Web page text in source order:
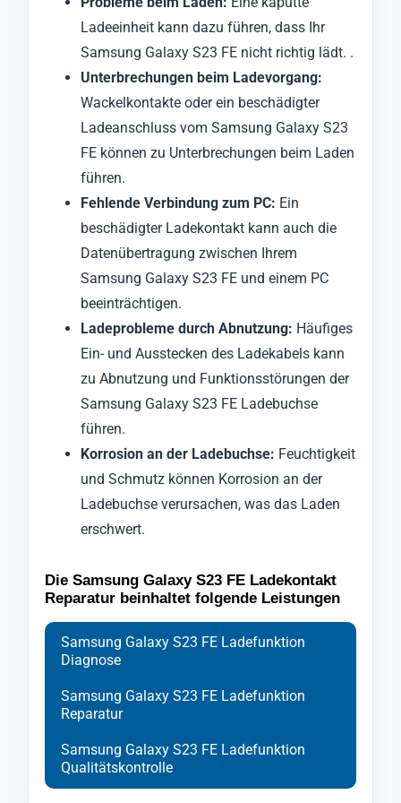
Ladeeinheit kann dazu führen, dass Ihr
Samsung Galaxy S23 FE nicht richtig lädt. .
Unterbrechungen beim Ladevorgang:
Wackelkontakte oder ein beschädigter
Ladeanschluss vom Samsung Galaxy S23
FE können zu Unterbrechungen beim Laden
führen.
Fehlende Verbindung zum PC: Ein
beschädigter Ladekontakt kann auch die
Datenübertragung zwischen Ihrem
Samsung Galaxy S23 FE und einem PC
beeinträchtigen.
Ladeprobleme durch Abnutzung: Häufiges
Ein- und Ausstecken des Ladekabels kann
zu Abnutzung und Funktionsstörungen der
Samsung Galaxy S23 FE Ladebuchse
führen.
Korrosion an der Ladebuchse: Feuchtigkeit
und Schmutz können Korrosion an der
Ladebuchse verursachen, was das Laden
erschwert.
Die Samsung Galaxy S23 FE Ladekontakt
Reparatur beinhaltet folgende Leistungen
Samsung Galaxy S23 FE Ladefunktion
Diagnose
Samsung Galaxy S23 FE Ladefunktion
Reparatur
Samsung Galaxy S23 FE Ladefunktion
Qualitätskontrolle